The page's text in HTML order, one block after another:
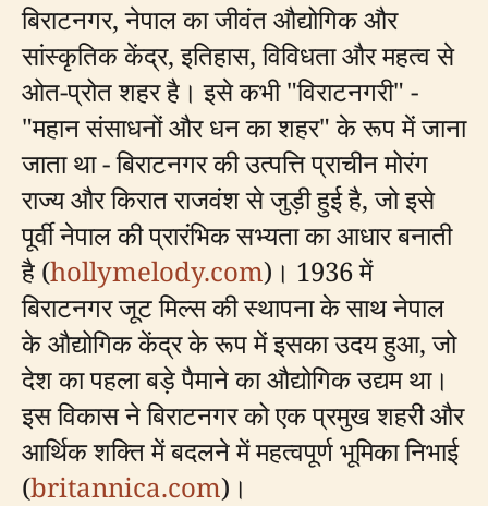
बिराटनगर, नेपाल का जीवंत औद्योगिक और
सांस्कृतिक केंद्र, इतिहास, विविधता और महत्व से
ओत-प्रोत शहर है। इसे कभी "विराटनगरी" -
"महान संसाधनों और धन का शहर" के रूप में जाना
जाता था - बिराटनगर की उत्पत्ति प्राचीन मोरंग
राज्य और किरात राजवंश से जुड़ी हुई है, जो इसे
पूर्वी नेपाल की प्रारंभिक सभ्यता का आधार बनाती
है (hollymelody.com)। 1936 में
बिराटनगर जूट मिल्स की स्थापना के साथ नेपाल
के औद्योगिक केंद्र के रूप में इसका उदय हुआ, जो
देश का पहला बड़े पैमाने का औद्योगिक उद्यम था।
इस विकास ने बिराटनगर को एक प्रमुख शहरी और
आर्थिक शक्ति में बदलने में महत्वपूर्ण भूमिका निभाई
(britannica.com)।